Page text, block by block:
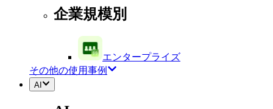
企業規模別
エンタープライズ
その他の使用事例
AI